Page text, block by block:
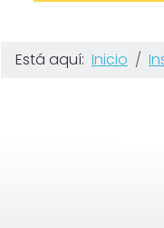
Está aquí: Inicio